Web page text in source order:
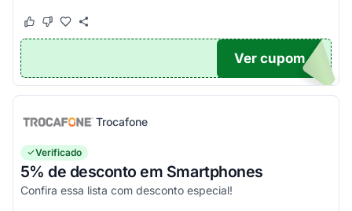
Este cupom funcionou
Este cupom não funcionou
10
Ver cupom
Trocafone
Verificado
5% de desconto em Smartphones
Confira essa lista com desconto especial!